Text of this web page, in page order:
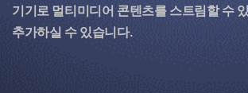
기기로 멀티미디어 콘텐츠를 스트림할 수
추가하실 수 있습니다.